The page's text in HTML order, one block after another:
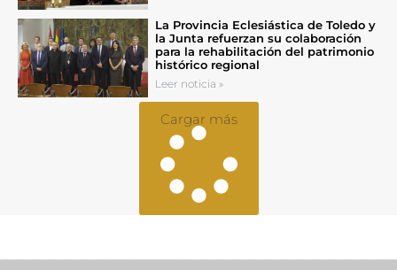
La Provincia Eclesiástica de Toledo y
la Junta refuerzan su colaboración
para la rehabilitación del patrimonio
histórico regional
Leer noticia »
Cargar más